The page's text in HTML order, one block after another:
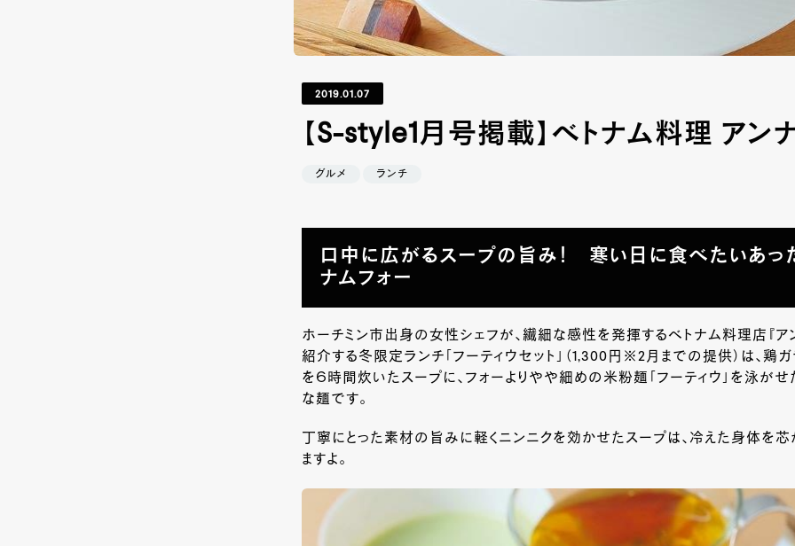
2019.01.07
【S-style1月号掲載】ベトナム料理 アン
グルメ ランチ
口中に広がるスープの旨み！ 寒い日に食べたいあっ
ナムフォー
ホーチミン市出身の女性シェフが、繊細な感性を発揮するベトナム料理店『ア
紹介する冬限定ランチ「フーティウセット」（1,300円※2月までの提供）は、鶏
を６時間炊いたスープに、フォーよりやや細めの米粉麺「フーティウ」を泳がせ
な麺です。
丁寧にとった素材の旨みに軽くニンニクを効かせたスープは、冷えた身体を芯
ますよ。